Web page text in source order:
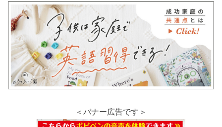
＜バナー広告です＞